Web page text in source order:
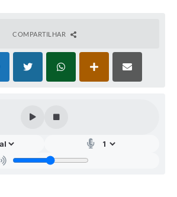
COMPARTILHAR